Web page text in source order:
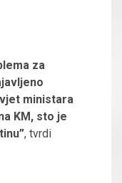
za
ministara
KM, sto je
, tvrdi